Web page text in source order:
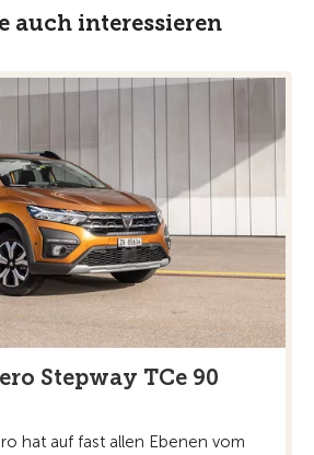
auch interessieren
Stepway TCe 90
hat auf fast allen Ebenen vom